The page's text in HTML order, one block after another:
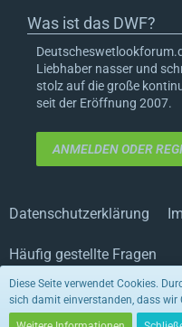
Was ist das DWF?
Liebhaber nasser und
stolz auf die große
seit der Eröffnung 2007.
ANMELDEN ODER
Datenschutzerklärung
Häufig gestellte Fragen
Stil
Stil
Diese Seite verwendet Cookies.
sich damit einverstanden, dass wir